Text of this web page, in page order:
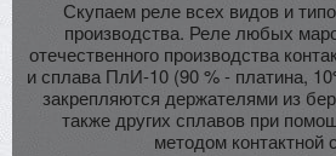
Скупаем реле всех видов и
производства. Реле любых
отечественного производства
и сплава ПлИ-10 (90 % - платина,
закрепляются держателями из
также других сплавов при
методом контактной